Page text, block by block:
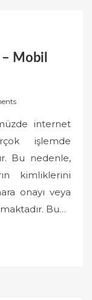
Mobil
internet
işlemde
Bu nedenle,
kimliklerini
onayı veya
Bu…